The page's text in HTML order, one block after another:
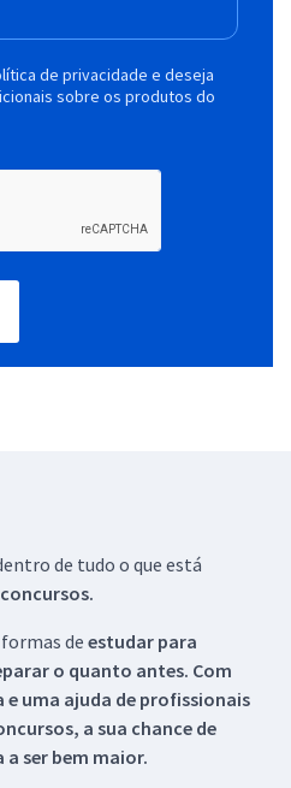
de privacidade e deseja
sobre os produtos do
de tudo o que está
concursos.
de estudar para
o quanto antes. Com
uma ajuda de profissionais
a sua chance de
ser bem maior.